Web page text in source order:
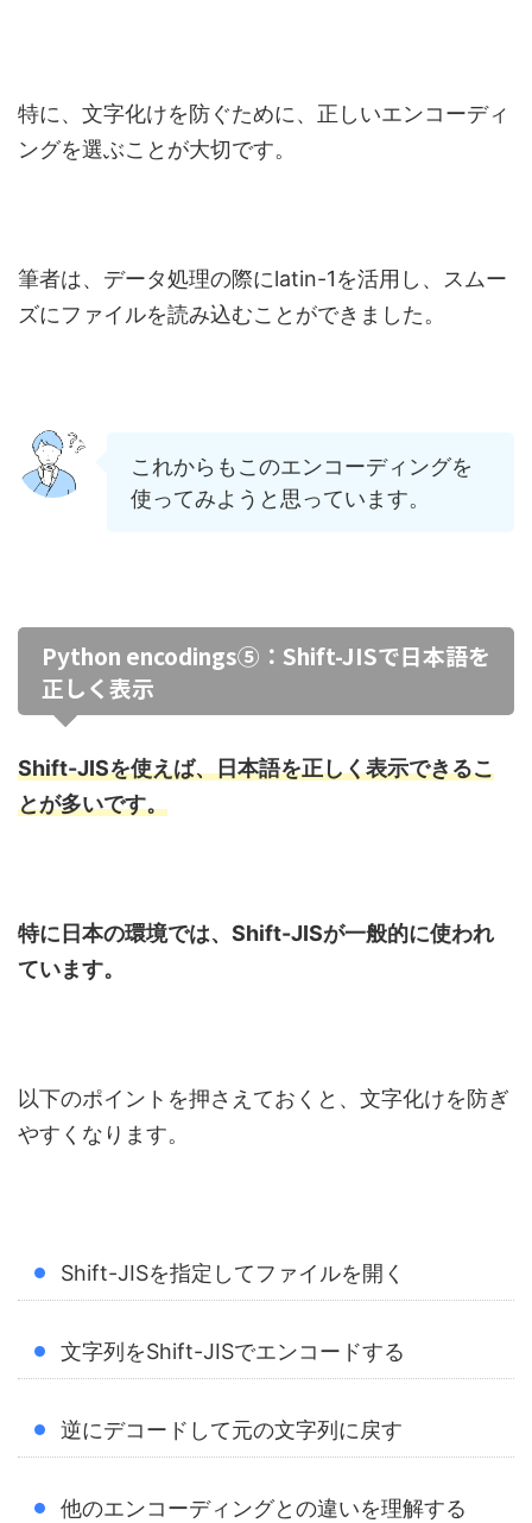
特に、文字化けを防ぐために、正しいエンコーディ
ングを選ぶことが大切です。
筆者は、データ処理の際にlatin-1を活用し、スムー
ズにファイルを読み込むことができました。
これからもこのエンコーディングを
使ってみようと思っています。
Python encodings⑤：Shift-JISで日本語を
正しく表示
Shift-JISを使えば、日本語を正しく表示できるこ
とが多いです。
特に日本の環境では、Shift-JISが一般的に使われ
ています。
以下のポイントを押さえておくと、文字化けを防ぎ
やすくなります。
Shift-JISを指定してファイルを開く
文字列をShift-JISでエンコードする
逆にデコードして元の文字列に戻す
他のエンコーディングとの違いを理解する